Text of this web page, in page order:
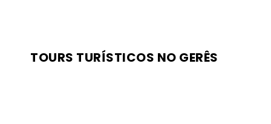
TOURS TURÍSTICOS NO GERÊS